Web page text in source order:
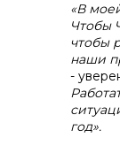
«В
Чтобы
чтобы
наши
-
год».